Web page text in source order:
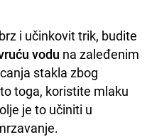
i učinkovit trik, budite
vodu na zaleđenim
stakla zbog
toga, koristite mlaku
je to učiniti u